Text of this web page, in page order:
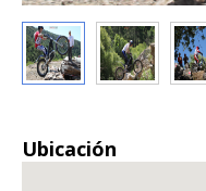
Ubicación